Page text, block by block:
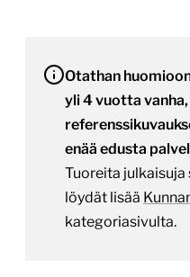
Otathan
yli 4 vuotta
enää edusta
Tuoreita
löydät lisää
kategoriasivulta.